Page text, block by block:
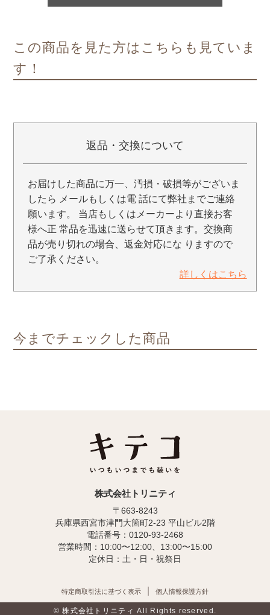
この商品を見た方はこちらも見ていま
す！
返品・交換について
お届けした商品に万一、汚損・破損等がございま
したら メールもしくは電 話にて弊社までご連絡
願います。 当店もしくはメーカーより直接お客
様へ正 常品を迅速に送らせて頂きます。交換商
品が売り切れの場合、返金対応にな りますので
ご了承ください。
詳しくはこちら
今までチェックした商品
株式会社トリニティ
〒663-8243
兵庫県西宮市津門大箇町2-23 平山ビル2階
電話番号：0120-93-2468
営業時間：10:00〜12:00、13:00〜15:00
定休日：土・日・祝祭日
特定商取引法に基づく表示 個人情報保護方針
© 株式会社トリニティ All Rights reserved.